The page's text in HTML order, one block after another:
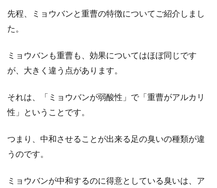
石鹸を泡立てるのは意外と大変です。時間もか
ですよね。...
汗をかいたら服を乾かすだけ？臭い
汗をかいて、洋服がビショビショになってしま
先程、ミョウバンと重曹の特徴についてご紹介しまし
た。
ミョウバンも重曹も、効果についてはほぼ同じです
が、大きく違う点があります。
それは、「ミョウバンが弱酸性」で「重曹がアルカリ
性」ということです。
つまり、中和させることが出来る足の臭いの種類が違
うのです。
ミョウバンが中和するのに得意としている臭いは、ア